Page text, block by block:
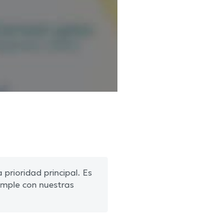
prioridad principal. Es
con nuestras